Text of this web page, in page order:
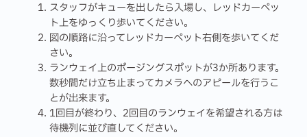
スタッフがキューを出したら入場し、レッドカーペッ
ト上をゆっくり歩いてください。
図の順路に沿ってレッドカーペット右側を歩いてくだ
さい。
ランウェイ上のポージングスポットが3か所あります。
数秒間だけ立ち止まってカメラへのアピールを行うこ
とが出来ます。
1回目が終わり、2回目のランウェイを希望される方は
待機列に並び直してください。